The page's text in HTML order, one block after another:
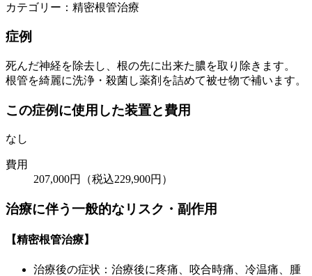
カテゴリー：精密根管治療
症例
死んだ神経を除去し、根の先に出来た膿を取り除きます。
根管を綺麗に洗浄・殺菌し薬剤を詰めて被せ物で補います。
この症例に使用した装置と費用
なし
費用
207,000円（税込229,900円）
治療に伴う一般的なリスク・副作用
【精密根管治療】
治療後の症状：治療後に疼痛、咬合時痛、冷温痛、腫